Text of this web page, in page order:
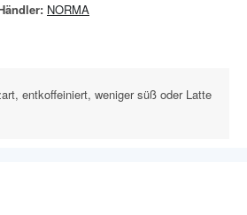
NORMA
entkoffeiniert, weniger süß oder Latte